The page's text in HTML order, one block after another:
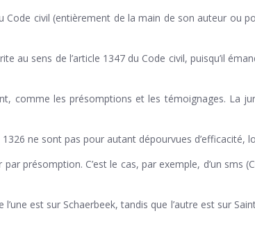
Code civil (entièrement de la main de son auteur ou
au sens de l’article 1347 du Code civil, puisqu’il
comme les présomptions et les témoignages. La
ne sont pas pour autant dépourvues d’efficacité,
présomption. C’est le cas, par exemple, d’un sms
est sur Schaerbeek, tandis que l’autre est sur